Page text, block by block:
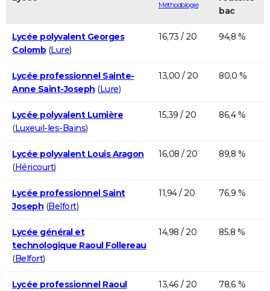
Méthodologie
bac
Lycée polyvalent Georges
Colomb (Lure)
16,73 / 20 94,8 %
Lycée professionnel Sainte-
Anne Saint-Joseph (Lure)
13,00 / 20 80,0 %
Lycée polyvalent Lumière
(Luxeuil-les-Bains)
15,39 / 20 86,4 %
Lycée polyvalent Louis Aragon
(Héricourt)
16,08 / 20 89,8 %
Lycée professionnel Saint
Joseph (Belfort)
11,94 / 20 76,9 %
Lycée général et
technologique Raoul Follereau
(Belfort)
14,98 / 20 85,8 %
Lycée professionnel Raoul
13,46 / 20 78,6 %